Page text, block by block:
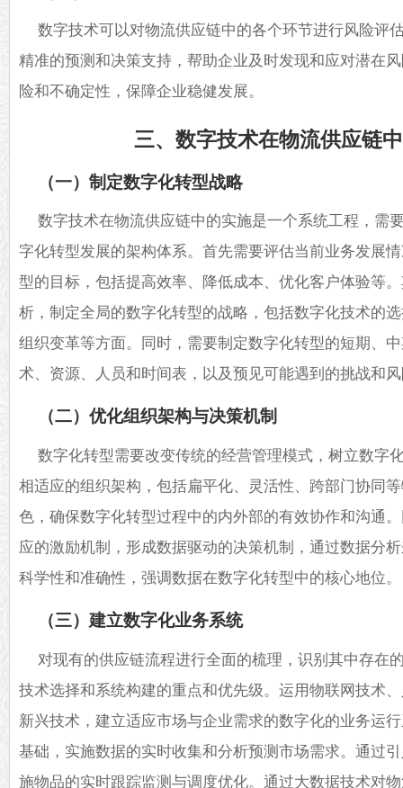
数字技术可以对物流供应链中的各个环节进行风险评
精准的预测和决策支持，帮助企业及时发现和应对潜在
险和不确定性，保障企业稳健发展。
三、数字技术在物流供应链
（一）制定数字化转型战略
数字技术在物流供应链中的实施是一个系统工程，需
字化转型发展的架构体系。首先需要评估当前业务发展
型的目标，包括提高效率、降低成本、优化客户体验等
析，制定全局的数字化转型的战略，包括数字化技术的
组织变革等方面。同时，需要制定数字化转型的短期、
术、资源、人员和时间表，以及预见可能遇到的挑战和
（二）优化组织架构与决策机制
数字化转型需要改变传统的经营管理模式，树立数字
相适应的组织架构，包括扁平化、灵活性、跨部门协同
色，确保数字化转型过程中的内外部的有效协作和沟通
应的激励机制，形成数据驱动的决策机制，通过数据分
科学性和准确性，强调数据在数字化转型中的核心地位。
（三）建立数字化业务系统
对现有的供应链流程进行全面的梳理，识别其中存在
技术选择和系统构建的重点和优先级。运用物联网技术
新兴技术，建立适应市场与企业需求的数字化的业务运
基础，实施数据的实时收集和分析预测市场需求。通过
施物品的实时跟踪监测与调度优化。通过大数据技术对